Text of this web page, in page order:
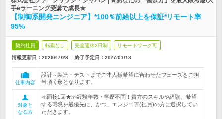
手eラーニング受講で成長★
【制御系開発エンジニア】*100％前給以上を保証*リモート率
95%
契約社員 転勤なし 完全週休2日制 リモートワーク可
情報更新日：2026/07/28 終了予定日： 2027/01/18
仕事内容
設計～製造・テストまでご本人様希望に合わせたフェーズをご担
当頂く形となります。
対象と
なる方
≪面接1回★≫経験年数・学歴不問！貴方のスキルや経験、希望
する環境を最優先に、かつ、エンジニア(社員)の方に選択してい
ただきます。